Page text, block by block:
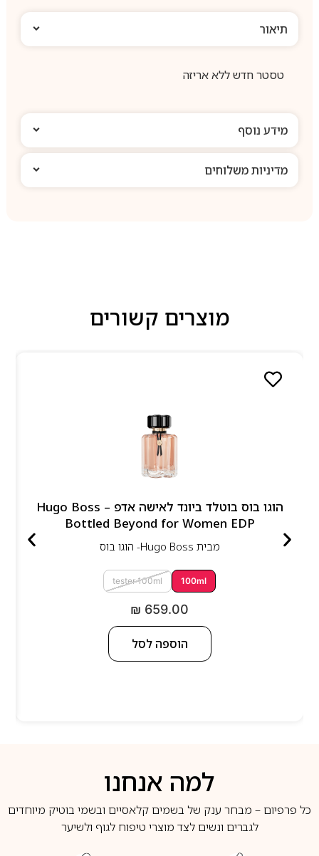
תיאור
טסטר חדש ללא אריזה
מידע נוסף
מדיניות משלוחים
מוצרים קשורים
הוגו בוס בוטלד ביונד לאישה אדפ – Hugo Boss
Bottled Beyond for Women EDP
מבית Hugo Boss- הוגו בוס
100ml
tester 100ml
₪ 659.00
הוספה לסל
למה אנחנו
כל פרפיום – מבחר ענק של בשמים קלאסיים ובשמי בוטיק מיוחדים
לגברים ונשים לצד מוצרי טיפוח לגוף ולשיער